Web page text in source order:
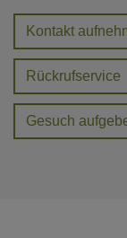
Kontakt
Rückrufservice
Gesuch